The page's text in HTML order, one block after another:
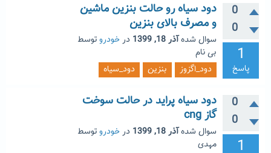
0
0
1
پاسخ
دود سیاه رو حالت بنزین ماشین
و مصرف بالای بنزین
سوال شدهآذر 18, 1399 درخودروتوسط
بی نام
دود_اگزوز
بنزین دود_سیاه
0
0
1
دود سیاه پراید در حالت سوخت
گاز cng
سوال شدهآذر 18, 1399 درخودروتوسط
مهدی